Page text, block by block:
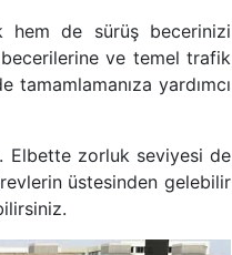
hem de sürüş becerinizi
ve temel trafik
yardımcı
Elbette zorluk seviyesi de
üstesinden gelebilir